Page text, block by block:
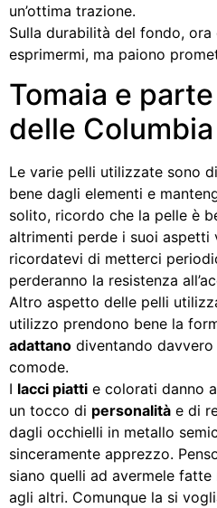
un’ottima trazione.
Sulla durabilità del fondo,
esprimermi, ma paiono
Tomaia e
delle
Le varie pelli utilizzate sono
bene dagli elementi e
solito, ricordo che la pelle è
altrimenti perde i suoi aspetti
ricordatevi di metterci
perderanno la resistenza
Altro aspetto delle pelli
utilizzo prendono bene la
adattano diventando davvero
comode.
I lacci piatti e colorati danno
un tocco di personalità e di
dagli occhielli in metallo
sinceramente apprezzo.
siano quelli ad avermele
agli altri. Comunque la si